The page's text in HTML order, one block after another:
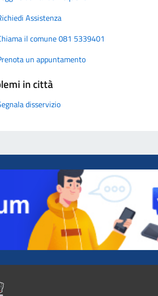
Assistenza
il comune 081 5339401
un appuntamento
in città
disservizio